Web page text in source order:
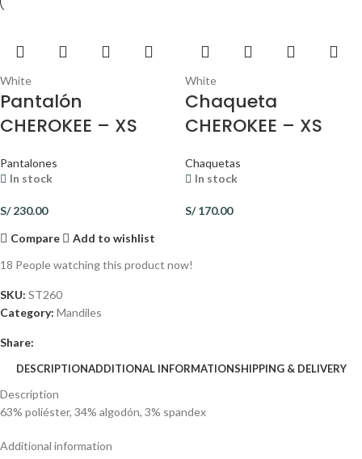
White
Pantalón
CHEROKEE – XS
Pantalones
In stock
S/230.00
White
Chaqueta
CHEROKEE – XS
Chaquetas
In stock
S/170.00
Compare
Add to wishlist
18 People watching this product now!
SKU: ST260
Category: Mandiles
Share:
DESCRIPTIONADDITIONAL INFORMATIONSHIPPING & DELIVERY
Description
63% poliéster, 34% algodón, 3% spandex
Additional information